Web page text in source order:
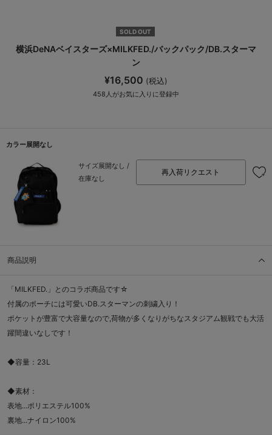
SOLD OUT
横浜DeNAベイスターズ×MILKFED./バックパック/DB.スターマ
ン
¥16,500 (税込)
458 人がお気に入りに登録中
カラー展開なし
サイズ展開なし /
在庫なし
再入荷リクエスト
商品説明
「MILKFED.」とのコラボ商品です☆
付属のポーチには可愛いDB.スターマンの刺繍入り！
ポケットが豊富で大容量なので,荷物が多くなりがちなスタジアム観戦でも大活
躍間違いなしです！
◆容量：23L
◆素材：
表地...ポリエステル100%
裏地...ナイロン100%